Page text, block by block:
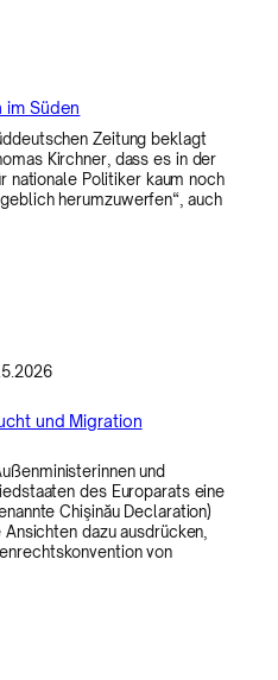
im Süden
Zeitung beklagt
Kirchner, dass es in der
nationale Politiker kaum noch
herumzuwerfen“, auch
und Migration
und
des Europarats eine
Chişinău Declaration)
dazu ausdrücken,
von